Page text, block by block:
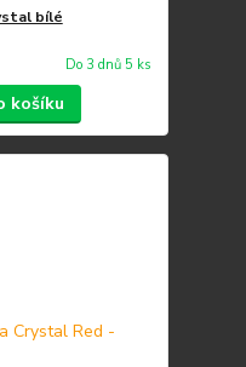
bílé
Do 3 dnů 5 ks
košíku